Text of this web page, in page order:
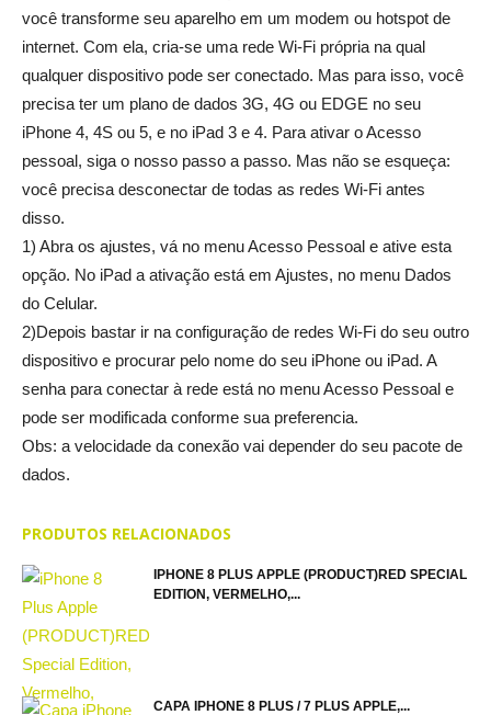
você transforme seu aparelho em um modem ou hotspot de
internet. Com ela, cria-se uma rede Wi-Fi própria na qual
qualquer dispositivo pode ser conectado. Mas para isso, você
precisa ter um plano de dados 3G, 4G ou EDGE no seu
iPhone 4, 4S ou 5, e no iPad 3 e 4. Para ativar o Acesso
pessoal, siga o nosso passo a passo. Mas não se esqueça:
você precisa desconectar de todas as redes Wi-Fi antes
disso.
1) Abra os ajustes, vá no menu Acesso Pessoal e ative esta
opção. No iPad a ativação está em Ajustes, no menu Dados
do Celular.
2)Depois bastar ir na configuração de redes Wi-Fi do seu outro
dispositivo e procurar pelo nome do seu iPhone ou iPad. A
senha para conectar à rede está no menu Acesso Pessoal e
pode ser modificada conforme sua preferencia.
Obs: a velocidade da conexão vai depender do seu pacote de
dados.
PRODUTOS RELACIONADOS
IPHONE 8 PLUS APPLE (PRODUCT)RED SPECIAL
EDITION, VERMELHO,...
CAPA IPHONE 8 PLUS / 7 PLUS APPLE,...